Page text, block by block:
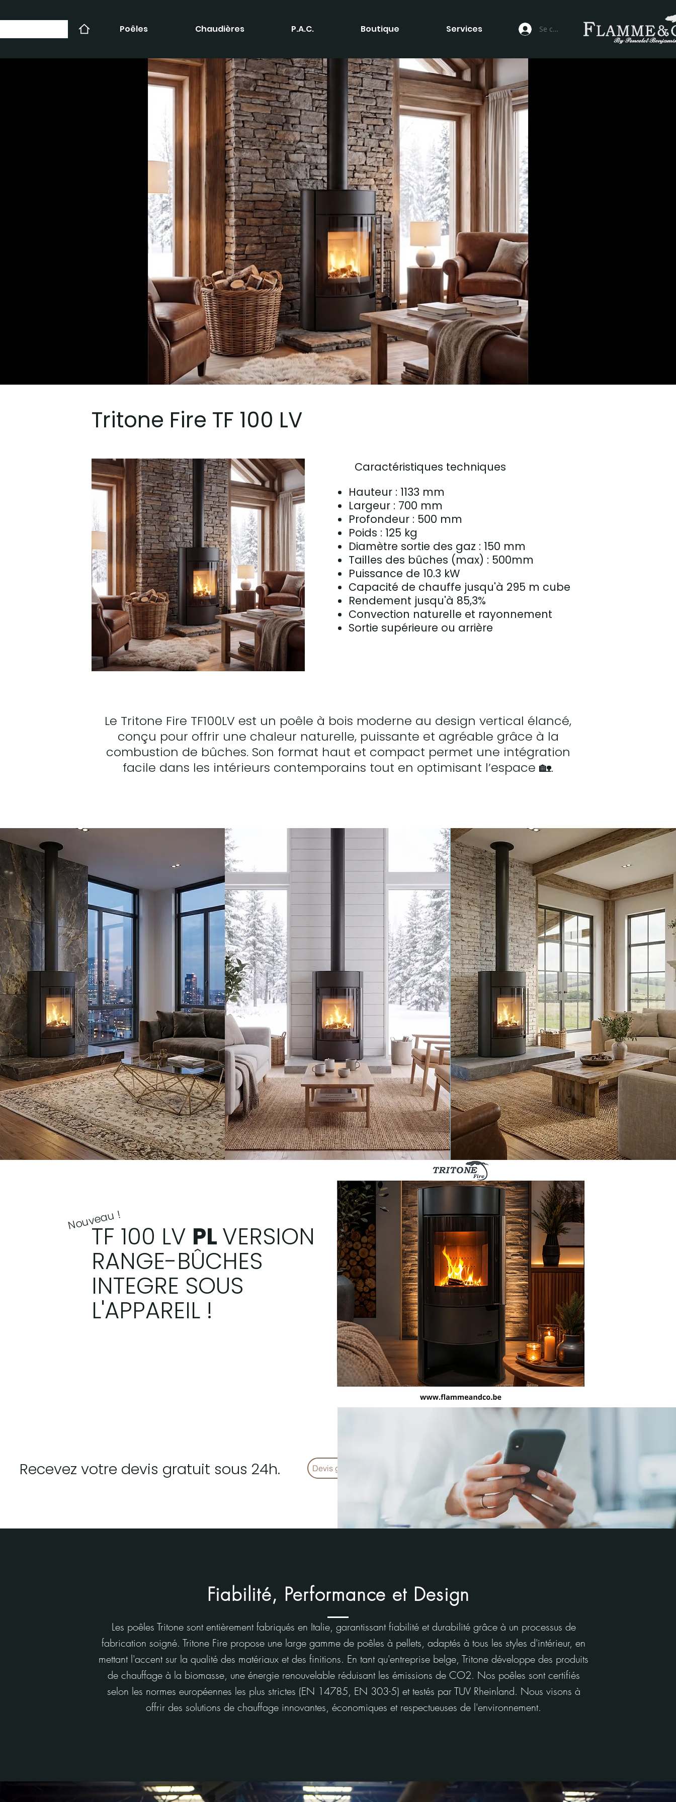
Poêles Chaudières P.A.C. Boutique Services Se connecter
Tritone Fire TF 100 LV
Caractéristiques techniques
Hauteur : 1133 mm
Largeur : 700 mm
Profondeur : 500 mm
Poids : 125 kg
Diamètre sortie des gaz : 150 mm
Tailles des bûches (max) : 500mm
Puissance de 10.3 kW
Capacité de chauffe jusqu'à 295 m cube
Rendement jusqu'à 85,3%
Convection naturelle et rayonnement
Sortie supérieure ou arrière
Le Tritone Fire TF100LV est un poêle à bois moderne au design vertical élancé,
conçu pour offrir une chaleur naturelle, puissante et agréable grâce à la
combustion de bûches. Son format haut et compact permet une intégration
facile dans les intérieurs contemporains tout en optimisant l’espace 🏡.
TF 100 LV PLVERSION
RANGE-BÛCHES
INTEGRE SOUS
L'APPAREIL !
Nouveau !
Recevez votre devis gratuit sous 24h. Devis gratuit
Fiabilité, Performance et Design
Les poêles Tritone sont entièrement fabriqués en Italie, garantissant fiabilité et durabilité grâce à un processus de
fabrication soigné. Tritone Fire propose une large gamme de poêles à pellets, adaptés à tous les styles d'intérieur, en
mettant l'accent sur la qualité des matériaux et des finitions. En tant qu'entreprise belge, Tritone développe des produits
de chauffage à la biomasse, une énergie renouvelable réduisant les émissions de CO2. Nos poêles sont certifiés
selon les normes européennes les plus strictes (EN 14785, EN 303-5) et testés par TUV Rheinland. Nous visons à
offrir des solutions de chauffage innovantes, économiques et respectueuses de l'environnement.